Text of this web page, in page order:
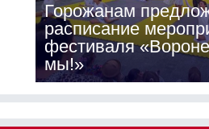
Горожанам
расписание
фестиваля
мы!»